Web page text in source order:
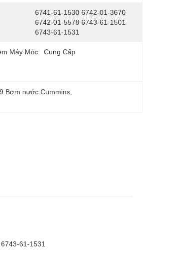
6741-61-1530 6742-01-3670
6742-01-5578 6743-61-1501
6743-61-1531
Máy Móc: Cung Cấp
Bơm nước Cummins
61-1531